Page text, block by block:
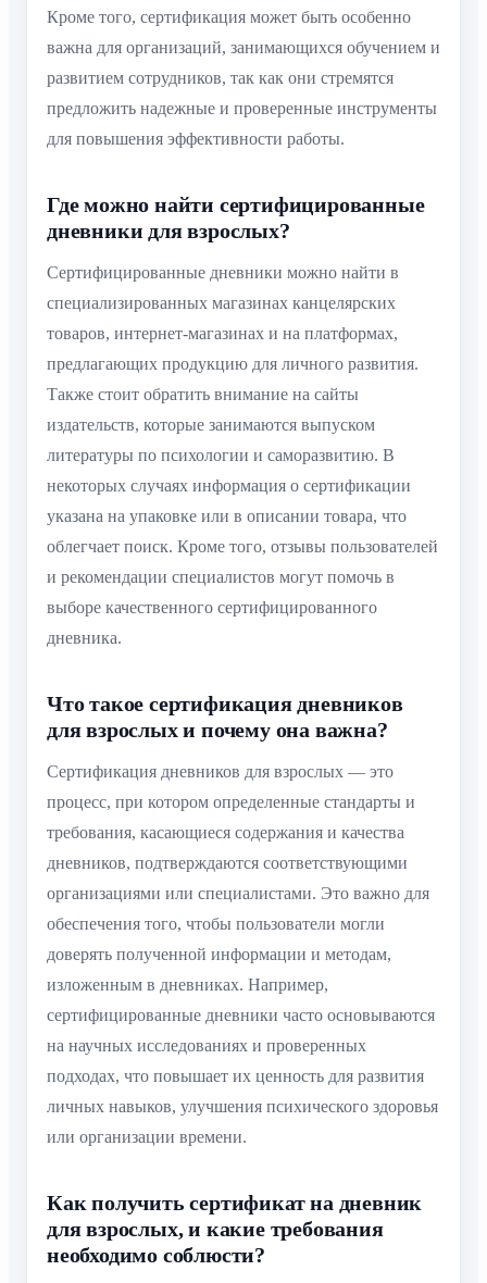
Кроме того, сертификация может быть особенно
важна для организаций, занимающихся обучением и
развитием сотрудников, так как они стремятся
предложить надежные и проверенные инструменты
для повышения эффективности работы.
Где можно найти сертифицированные
дневники для взрослых?
Сертифицированные дневники можно найти в
специализированных магазинах канцелярских
товаров, интернет-магазинах и на платформах,
предлагающих продукцию для личного развития.
Также стоит обратить внимание на сайты
издательств, которые занимаются выпуском
литературы по психологии и саморазвитию. В
некоторых случаях информация о сертификации
указана на упаковке или в описании товара, что
облегчает поиск. Кроме того, отзывы пользователей
и рекомендации специалистов могут помочь в
выборе качественного сертифицированного
дневника.
Что такое сертификация дневников
для взрослых и почему она важна?
Сертификация дневников для взрослых — это
процесс, при котором определенные стандарты и
требования, касающиеся содержания и качества
дневников, подтверждаются соответствующими
организациями или специалистами. Это важно для
обеспечения того, чтобы пользователи могли
доверять полученной информации и методам,
изложенным в дневниках. Например,
сертифицированные дневники часто основываются
на научных исследованиях и проверенных
подходах, что повышает их ценность для развития
личных навыков, улучшения психического здоровья
или организации времени.
Как получить сертификат на дневник
для взрослых, и какие требования
необходимо соблюсти?